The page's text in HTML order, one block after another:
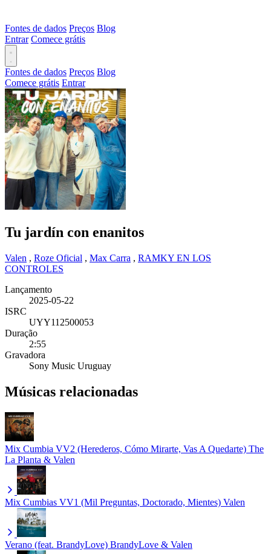
Fontes de dados Preços Blog
Entrar Comece grátis
Fontes de dados Preços Blog
Comece grátis Entrar
Tu jardín con enanitos
Valen , Roze Oficial , Max Carra , RAMKY EN LOS
CONTROLES
Lançamento
2025-05-22
ISRC
UYY112500053
Duração
2:55
Gravadora
Sony Music Uruguay
Músicas relacionadas
Mix Cumbia VV2 (Herederos, Cómo Mirarte, Vas A Quedarte) The
La Planta & Valen
Mix Cumbias VV1 (Mil Preguntas, Doctorado, Mientes) Valen
Verano (feat. BrandyLove) BrandyLove & Valen